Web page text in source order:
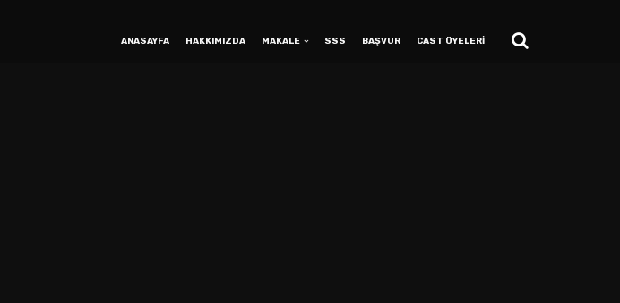
ANASAYFA HAKKIMIZDA MAKALE SSS BAŞVUR CAST ÜYELERİ